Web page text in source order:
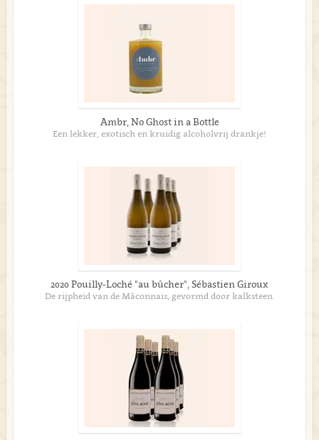
Ambr, No Ghost in a Bottle
Een lekker, exotisch en kruidig alcoholvrij drankje!
2020 Pouilly-Loché "au bûcher", Sébastien Giroux
De rijpheid van de Mâconnais, gevormd door kalksteen.